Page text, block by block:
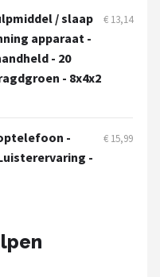
/ slaap
apparaat -
- 20
- 8x4x2
€ 13,14
-
-
€ 15,99